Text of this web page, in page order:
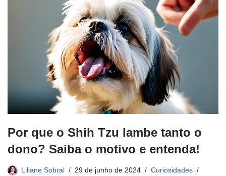
Por que o Shih Tzu lambe tanto o
dono? Saiba o motivo e entenda!
Liliane Sobral 29 de junho de 2024
Curiosidades